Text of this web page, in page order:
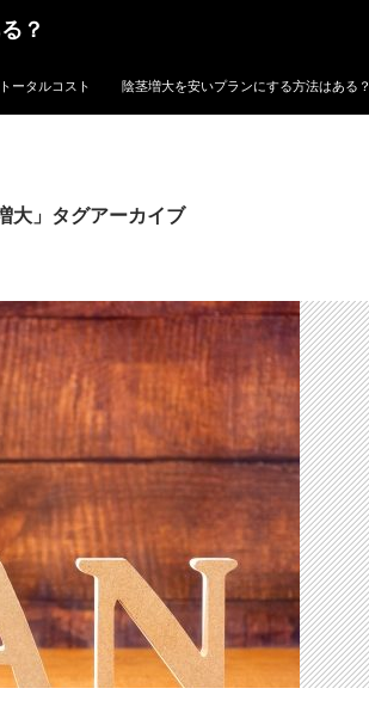
？
ータルコスト 陰茎増大を安いプランにする方法はある？
大」タグアーカイブ